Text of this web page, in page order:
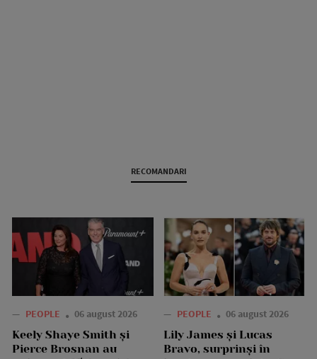
RECOMANDARI
— PEOPLE 06 august 2026
Keely Shaye Smith și
Pierce Brosnan au
— PEOPLE 06 august 2026
Lily James și Lucas
Bravo, surprinși în